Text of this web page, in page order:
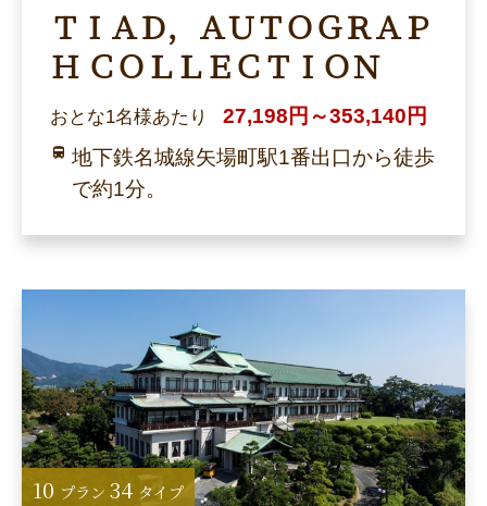
ＴＩＡＤ，ＡＵＴＯＧＲＡＰ
Ｈ ＣＯＬＬＥＣＴＩＯＮ
おとな1名様あたり
27,198円～353,140円
地下鉄名城線矢場町駅1番出口から徒歩
で約1分。
10 プラン 34 タイプ